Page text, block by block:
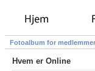
Fotoalbum for
Hvem er Online